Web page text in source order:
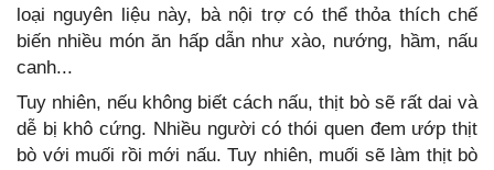
loại nguyên liệu này, bà nội trợ có thể thỏa thích chế
biến nhiều món ăn hấp dẫn như xào, nướng, hầm, nấu
canh...
Tuy nhiên, nếu không biết cách nấu, thịt bò sẽ rất dai và
dễ bị khô cứng. Nhiều người có thói quen đem ướp thịt
bò với muối rồi mới nấu. Tuy nhiên, muối sẽ làm thịt bò